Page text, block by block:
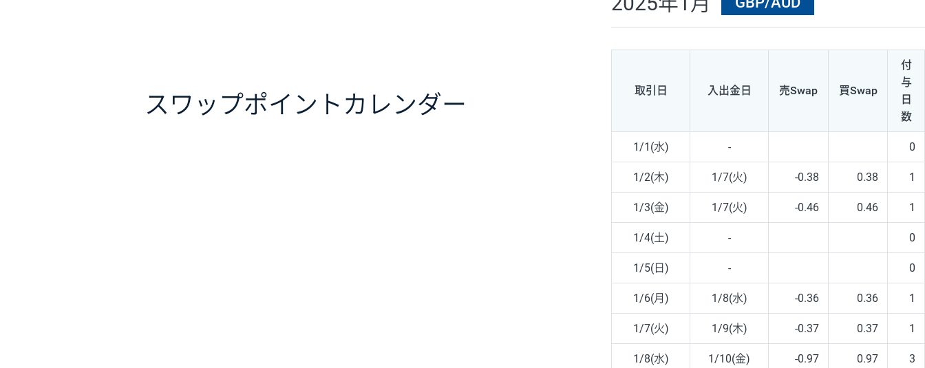
スワップポイント カレンダー
取引日 入出金日 売Swap 買Swap
付
与
日
数
1/1(水) - 0
1/2(木) 1/7(火) -0.38 0.38 1
1/3(金) 1/7(火) -0.46 0.46 1
1/4(土) - 0
1/5(日) - 0
1/6(月) 1/8(水) -0.36 0.36 1
1/7(火) 1/9(木) -0.37 0.37 1
1/8(水) 1/10(金) -0.97 0.97 3